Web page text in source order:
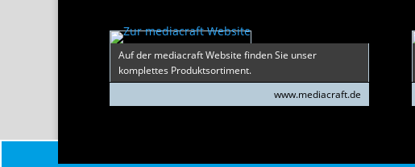
Auf der mediacraft Website finden Sie unser
komplettes Produktsortiment.
www.mediacraft.de